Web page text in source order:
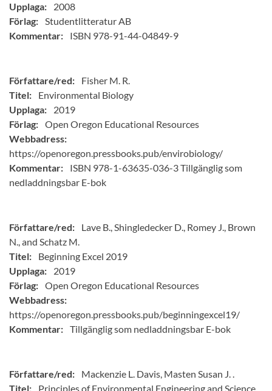
Upplaga:
2008
Förlag: Studentlitteratur AB
Kommentar:
ISBN 978-91-44-04849-9
Författare/red:
Fisher M. R.
Titel:
Environmental Biology
Upplaga:
2019
Förlag: Open Oregon Educational Resources
Webbadress:
https://openoregon.pressbooks.pub/envirobiology/
Kommentar:
ISBN 978-1-63635-036-3 Tillgänglig som
nedladdningsbar E-bok
Författare/red:
Lave B., Shingledecker D., Romey J., Brown
N., and Schatz M.
Titel:
Beginning Excel 2019
Upplaga:
2019
Förlag: Open Oregon Educational Resources
Webbadress:
https://openoregon.pressbooks.pub/beginningexcel19/
Kommentar: Tillgänglig som nedladdningsbar E-bok
Författare/red:
Mackenzie L. Davis, Masten Susan J. .
Titel:
Principles of Environmental Engineering and Science